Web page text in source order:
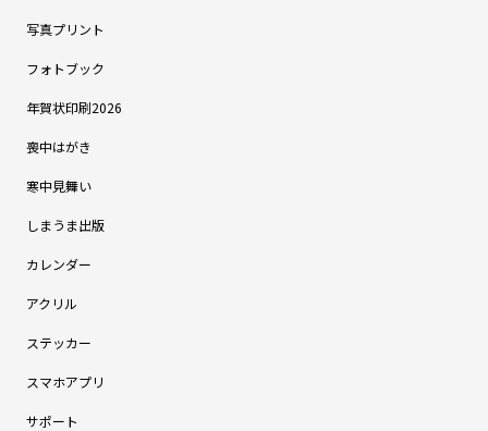
写真プリント
フォトブック
年賀状印刷2026
喪中はがき
寒中見舞い
しまうま出版
カレンダー
アクリル
ステッカー
スマホアプリ
サポート